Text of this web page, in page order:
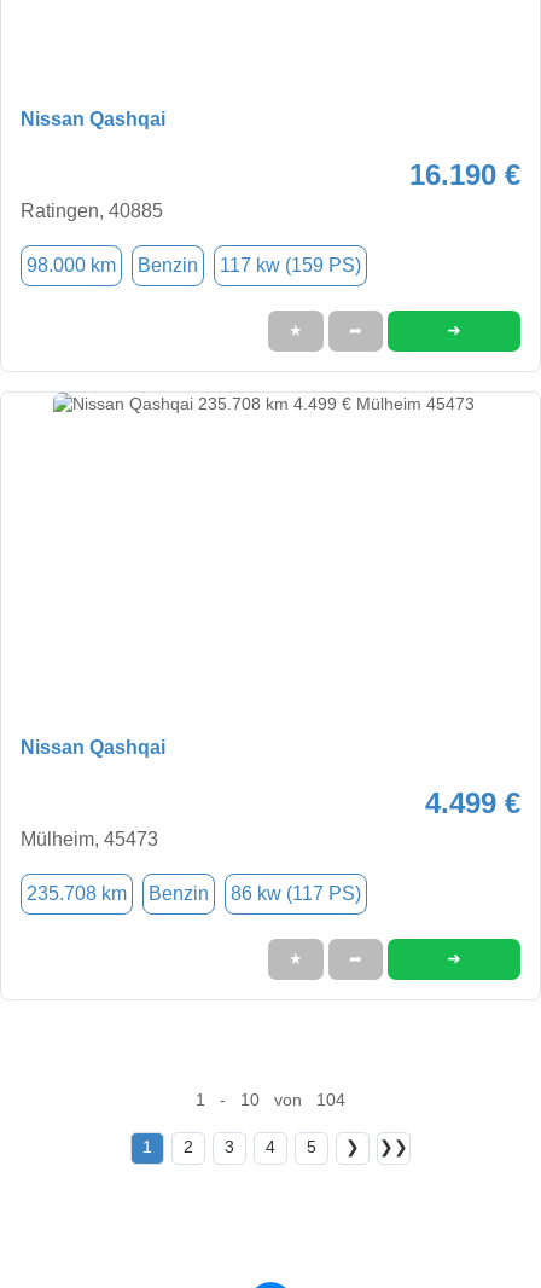
Nissan Qashqai
16.190 €
Ratingen, 40885
98.000 km Benzin 117 kw (159 PS)
★ ➦ ➜
Nissan Qashqai
4.499 €
Mülheim, 45473
235.708 km Benzin 86 kw (117 PS)
★ ➦ ➜
1 - 10 von 104
1 2 3 4 5 ❯ ❯❯